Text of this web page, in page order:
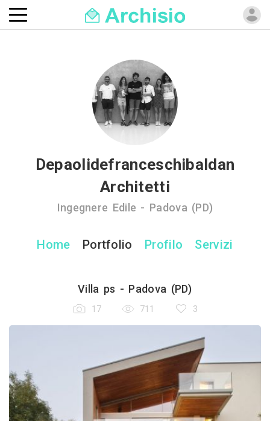
Depaolidefranceschibaldan
Architetti
Ingegnere Edile - Padova (PD)
Home Portfolio Profilo Servizi
Villa ps - Padova (PD)
17 711 3